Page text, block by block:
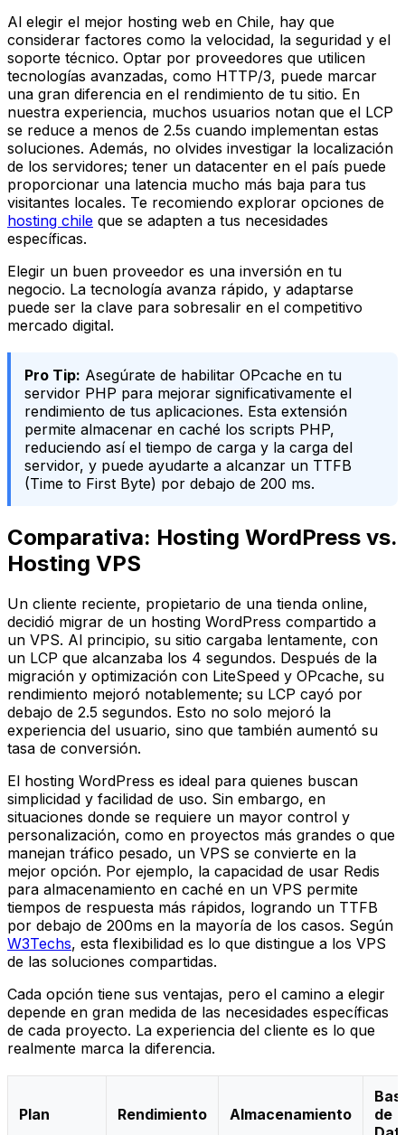
Al elegir el mejor hosting web en Chile, hay que
considerar factores como la velocidad, la seguridad y el
soporte técnico. Optar por proveedores que utilicen
tecnologías avanzadas, como HTTP/3, puede marcar
una gran diferencia en el rendimiento de tu sitio. En
nuestra experiencia, muchos usuarios notan que el LCP
se reduce a menos de 2.5s cuando implementan estas
soluciones. Además, no olvides investigar la localización
de los servidores; tener un datacenter en el país puede
proporcionar una latencia mucho más baja para tus
visitantes locales. Te recomiendo explorar opciones de
hosting chile que se adapten a tus necesidades
específicas.
Elegir un buen proveedor es una inversión en tu
negocio. La tecnología avanza rápido, y adaptarse
puede ser la clave para sobresalir en el competitivo
mercado digital.
Pro Tip: Asegúrate de habilitar OPcache en tu
servidor PHP para mejorar significativamente el
rendimiento de tus aplicaciones. Esta extensión
permite almacenar en caché los scripts PHP,
reduciendo así el tiempo de carga y la carga del
servidor, y puede ayudarte a alcanzar un TTFB
(Time to First Byte) por debajo de 200 ms.
Comparativa: Hosting WordPress vs.
Hosting VPS
Un cliente reciente, propietario de una tienda online,
decidió migrar de un hosting WordPress compartido a
un VPS. Al principio, su sitio cargaba lentamente, con
un LCP que alcanzaba los 4 segundos. Después de la
migración y optimización con LiteSpeed y OPcache, su
rendimiento mejoró notablemente; su LCP cayó por
debajo de 2.5 segundos. Esto no solo mejoró la
experiencia del usuario, sino que también aumentó su
tasa de conversión.
El hosting WordPress es ideal para quienes buscan
simplicidad y facilidad de uso. Sin embargo, en
situaciones donde se requiere un mayor control y
personalización, como en proyectos más grandes o que
manejan tráfico pesado, un VPS se convierte en la
mejor opción. Por ejemplo, la capacidad de usar Redis
para almacenamiento en caché en un VPS permite
tiempos de respuesta más rápidos, logrando un TTFB
por debajo de 200ms en la mayoría de los casos. Según
W3Techs, esta flexibilidad es lo que distingue a los VPS
de las soluciones compartidas.
Cada opción tiene sus ventajas, pero el camino a elegir
depende en gran medida de las necesidades específicas
de cada proyecto. La experiencia del cliente es lo que
realmente marca la diferencia.
Plan Rendimiento Almacenamiento
de